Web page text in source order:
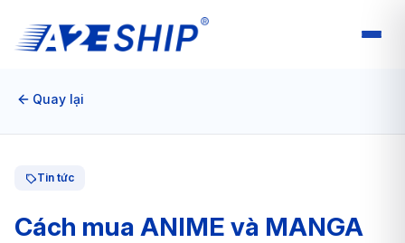
Quay lại
Tin tức
Cách mua ANIME và MANGA